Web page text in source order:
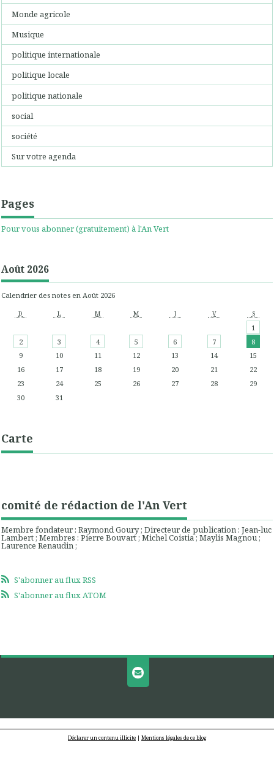
Monde agricole
Musique
politique internationale
politique locale
politique nationale
social
société
Sur votre agenda
Pages
Pour vous abonner (gratuitement) à l'An Vert
Août 2026
Calendrier des notes en Août 2026
D L M M J V S
1
2
3 4 5 6 7
8
9
10 11 12 13 14
15
16
17 18 19 20 21
22
23
24 25 26 27 28
29
30
31
Carte
comité de rédaction de l'An Vert
Membre fondateur : Raymond Goury ; Directeur de publication : Jean-luc
Lambert ; Membres : Pierre Bouvart ; Michel Coistia ; Maylis Magnou ;
Laurence Renaudin ;
S'abonner au flux RSS
S'abonner au flux ATOM
Déclarer un contenu illicite | Mentions légales de ce blog